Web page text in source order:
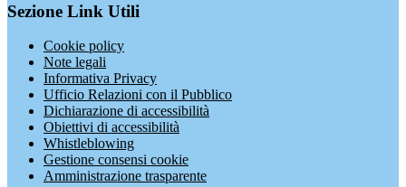
Sezione Link Utili
Cookie policy
Note legali
Informativa Privacy
Ufficio Relazioni con il Pubblico
Dichiarazione di accessibilità
Obiettivi di accessibilità
Whistleblowing
Gestione consensi cookie
Amministrazione trasparente